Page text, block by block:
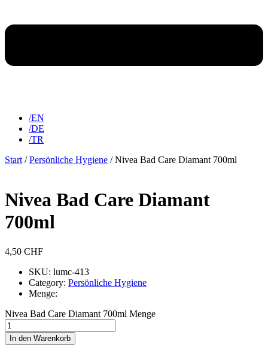
/EN
/DE
/TR
Start /Persönliche Hygiene / Nivea Bad Care Diamant 700ml
Nivea Bad Care Diamant
700ml
4,50 CHF
SKU: lumc-413
Category: Persönliche Hygiene
Menge:
Nivea Bad Care Diamant 700ml Menge
In den Warenkorb